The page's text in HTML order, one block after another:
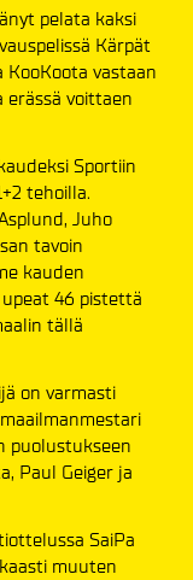
pelata kaksi
Kärpät
vastaan
erässä voittaen
Sportiin
tehoilla.
Juho
tavoin
kauden
46 pistettä
tällä
on varmasti
puolustukseen
Paul Geiger ja
SaiPa
muuten